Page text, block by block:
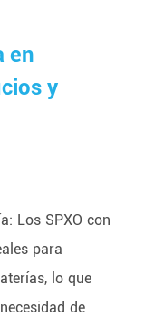
en
y
Los SPXO con
para
lo que
de